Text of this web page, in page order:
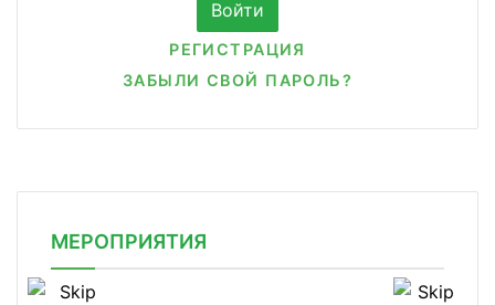
РЕГИСТРАЦИЯ
ЗАБЫЛИ СВОЙ ПАРОЛЬ?
МЕРОПРИЯТИЯ